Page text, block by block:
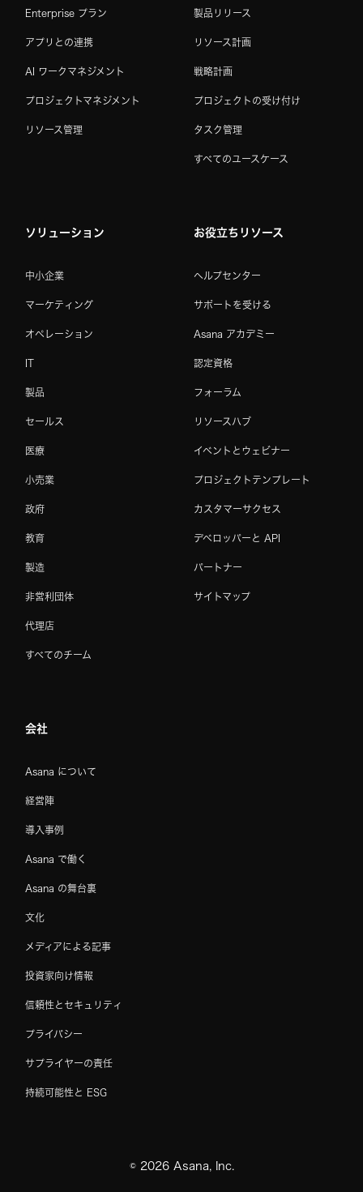
Enterprise プラン
アプリとの連携
AI ワークマネジメント
プロジェクトマネジメント
リソース管理
製品リリース
リソース計画
戦略計画
プロジェクトの受け付け
タスク管理
すべてのユースケース
ソリューション
中小企業
マーケティング
オペレーション
IT
製品
セールス
医療
小売業
政府
教育
製造
非営利団体
代理店
すべてのチーム
お役立ちリソース
ヘルプセンター
サポートを受ける
Asana アカデミー
認定資格
フォーラム
リソースハブ
イベントとウェビナー
プロジェクトテンプレート
カスタマーサクセス
デベロッパーと API
パートナー
サイトマップ
会社
Asana について
経営陣
導入事例
Asana で働く
Asana の舞台裏
文化
メディアによる記事
投資家向け情報
信頼性とセキュリティ
プライバシー
サプライヤーの責任
持続可能性と ESG
© 2026Asana, Inc.